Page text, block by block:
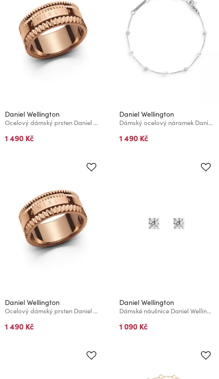
Daniel Wellington
Ocelový dámský prsten Daniel Wellington Elevation
1 490 Kč
Daniel Wellington
Dámský ocelový náramek Daniel Wellington DW00401951
1 490 Kč
Daniel Wellington
Ocelový dámský prsten Daniel Wellington Elevation
1 490 Kč
Daniel Wellington
Dámské náušnice Daniel Wellington Mirelle Solitaire ocelové DW00401963
1 090 Kč